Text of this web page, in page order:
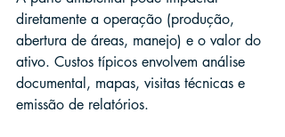
diretamente a operação (produção,
abertura de áreas, manejo) e o valor do
ativo. Custos típicos envolvem análise
documental, mapas, visitas técnicas e
emissão de relatórios.